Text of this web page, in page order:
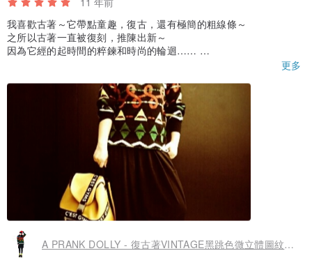
我喜歡古著～它帶點童趣，復古，還有極簡的粗線條～
之所以古著一直被復刻，推陳出新～
因為它經的起時間的粹鍊和時尚的輪迴……
更多
A PRANK DOLLY - 復古著VINTAGE黑跳色微立體圖紋着毛衣